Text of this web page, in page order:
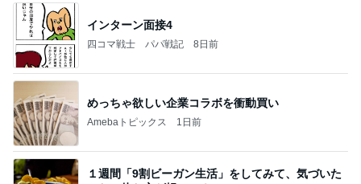
インターン面接4
四コマ戦士 パパ戦記 8日前
めっちゃ欲しい企業コラボを衝動買い
Amebaトピックス 1日前
１週間「9割ビーガン生活」をしてみて、気づいた